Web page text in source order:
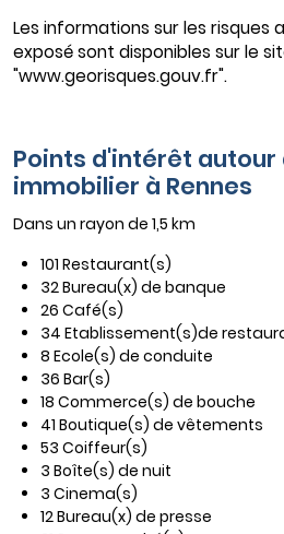
Les informations sur les risques
exposé sont disponibles sur le
"www.georisques.gouv.fr".
Points d'intérêt autour
immobilier à Rennes
Dans un rayon de 1,5 km
101 Restaurant(s)
32 Bureau(x) de banque
26 Café(s)
34 Etablissement(s)de
8 Ecole(s) de conduite
36 Bar(s)
18 Commerce(s) de bouche
41 Boutique(s) de vêtements
53 Coiffeur(s)
3 Boîte(s) de nuit
3 Cinema(s)
12 Bureau(x) de presse